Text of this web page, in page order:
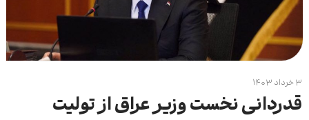
۳ خرداد ۱۴۰۳
قدردانی نخست وزیر عراق از تولیت